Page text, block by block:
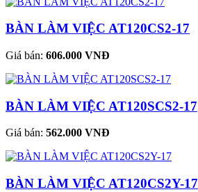
BÀN LÀM VIỆC AT120CS2-17
Giá bán: 606.000 VNĐ
BÀN LÀM VIỆC AT120SCS2-17
Giá bán: 562.000 VNĐ
BÀN LÀM VIỆC AT120CS2Y-17